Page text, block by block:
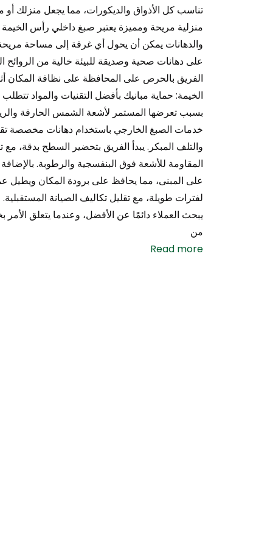
منزلية مريحة ومميزة يعتبر صبغ داخلي رأس الخيمة
والدهانات يمكن أن يحول أي غرفة إلى مساحة
على دهانات صحية وصديقة للبيئة خالية من الروائح
الخيمة: حماية مبانيك بأفضل التقنيات والمواد
بسبب تعرضها المستمر لأشعة الشمس الحارقة
خدمات الصبغ الخارجي باستخدام دهانات مخصصة
والتلف المبكر. يبدأ الفريق بتحضير السطح بدقة،
المقاومة للأشعة فوق البنفسجية والرطوبة.
على المبنى، مما يحافظ على برودة المكان ويطيل
يبحث العملاء دائمًا عن الأفضل، وعندما يتعلق
من
Read more